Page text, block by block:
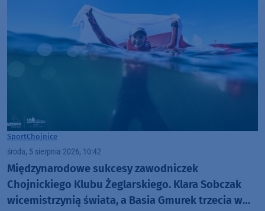
SportChojnice
środa, 5 sierpnia 2026, 10:42
Międzynarodowe sukcesy zawodniczek
Chojnickiego Klubu Żeglarskiego. Klara Sobczak
wicemistrzynią świata, a Basia Gmurek trzecia w